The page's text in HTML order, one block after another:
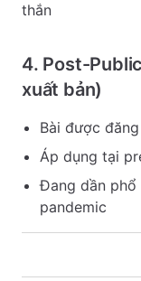
thắn
4. Post-
xuất bản)
Bài được
Áp dụng tại
Đang dần phổ
pandemic